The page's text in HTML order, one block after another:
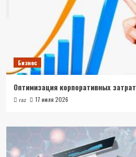
Бизнес
Оптимизация корпоративных затрат
raz 17 июля 2026